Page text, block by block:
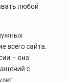
любой
всего сайта.
– она
с